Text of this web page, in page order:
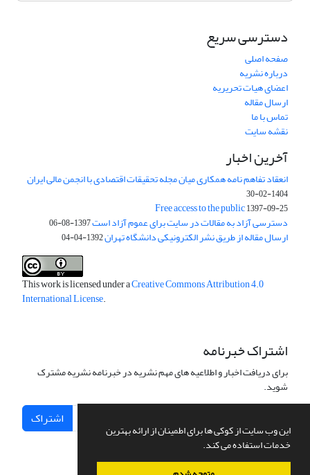
این وب سایت از کوکی ها برای اطمینان از ارائه بهترین
خدمات استفاده می کند.
دسترسی سریع
صفحه اصلی
درباره نشریه
اعضای هیات تحریریه
ارسال مقاله
تماس با ما
نقشه سایت
آخرین اخبار
انعقاد تفاهم نامه همکاری میان مجله تحقیقات اقتصادی با انجمن مالی ایران
1404-02-30
Free access to the public1397-09-25
دسترسی آزاد به مقالات در سایت برای عموم آزاد است1397-08-06
ارسال مقاله از طریق نشر الکترونیکی دانشگاه تهران1392-04-04
This work is licensed under aCreative Commons Attribution 4.0
International License.
اشتراک خبرنامه
برای دریافت اخبار و اطلاعیه های مهم نشریه در خبرنامه نشریه مشترک
شوید.
اشتراک